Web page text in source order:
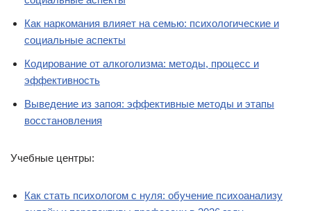
Как наркомания влияет на семью: психологические и
социальные аспекты
Кодирование от алкоголизма: методы, процесс и
эффективность
Выведение из запоя: эффективные методы и этапы
восстановления
Учебные центры:
Как стать психологом с нуля: обучение психоанализу